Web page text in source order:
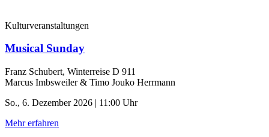
Kulturveranstaltungen
Musical Sunday
Franz Schubert, Winterreise D 911
Marcus Imbsweiler & Timo Jouko Herrmann
So., 6. Dezember 2026 | 11:00 Uhr
Mehr erfahren